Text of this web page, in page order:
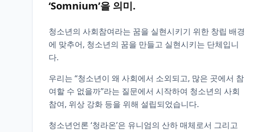
‘Somnium’을 의미.
청소년의 사회참여라는 꿈을 실현시키기 위한 창립 배경
에 맞추어, 청소년의 꿈을 만들고 실현시키는 단체입니
다.
우리는 “청소년이 왜 사회에서 소외되고, 많은 곳에서 참
여할 수 없을까”라는 질문에서 시작하여 청소년의 사회
참여, 위상 강화 등을 위해 설립되었습니다.
청소년언론 ‘청라온’은 유니엄의 산하 매체로서 그리고